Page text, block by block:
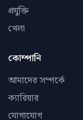
প্রযুক্তি
খেলা
কোম্পানি
আমাদের সম্পর্কে
ক্যারিয়ার
যোগাযোগ